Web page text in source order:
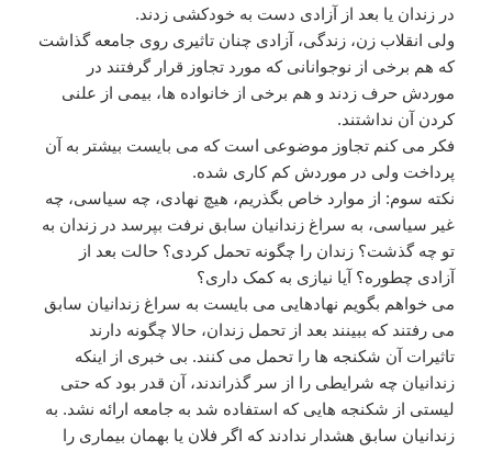
در زندان یا بعد از آزادی دست به خودکشی زدند.
ولی انقلاب زن، زندگی، آزادی چنان تاثیری روی جامعه گذاشت
که هم برخی از نوجوانانی که مورد تجاوز قرار گرفتند در
موردش حرف زدند و هم برخی از خانواده ها، بیمی از علنی
کردن آن نداشتند.
فکر می کنم تجاوز موضوعی است که می بایست بیشتر به آن
پرداخت ولی در موردش کم کاری شده.
نکته سوم: از موارد خاص بگذریم، هیچ نهادی، چه سیاسی، چه
غیر سیاسی، به سراغ زندانیان سابق نرفت بپرسد در زندان به
تو چه گذشت؟ زندان را چگونه تحمل کردی؟ حالت بعد از
آزادی چطوره؟ آیا نیازی به کمک داری؟
می خواهم بگویم نهادهایی می بایست به سراغ زندانیان سابق
می رفتند که ببینند بعد از تحمل زندان، حالا چگونه دارند
تاثیرات آن شکنجه ها را تحمل می کنند. بی خبری از اینکه
زندانیان چه شرایطی را از سر گذراندند، آن قدر بود که حتی
لیستی از شکنجه هایی که استفاده شد به جامعه ارائه نشد. به
زندانیان سابق هشدار ندادند که اگر فلان یا بهمان بیماری را